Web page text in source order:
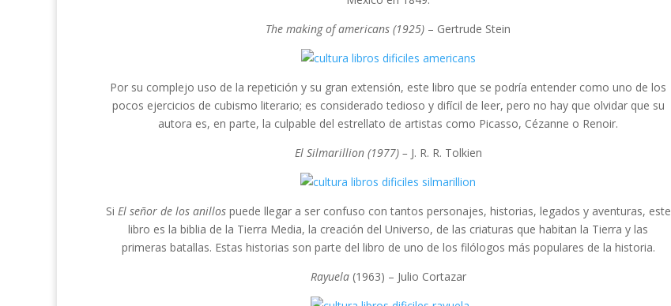
The making of americans (1925) – Gertrude Stein
Por su complejo uso de la repetición y su gran extensión, este libro que se podría entender como uno de los
pocos ejercicios de cubismo literario; es considerado tedioso y difícil de leer, pero no hay que olvidar que su
autora es, en parte, la culpable del estrellato de artistas como Picasso, Cézanne o Renoir.
El Silmarillion (1977) – J. R. R. Tolkien
Si El señor de los anillospuede llegar a ser confuso con tantos personajes, historias, legados y aventuras, este
libro es la biblia de la Tierra Media, la creación del Universo, de las criaturas que habitan la Tierra y las
primeras batallas. Estas historias son parte del libro de uno de los filólogos más populares de la historia.
Rayuela(1963) – Julio Cortazar